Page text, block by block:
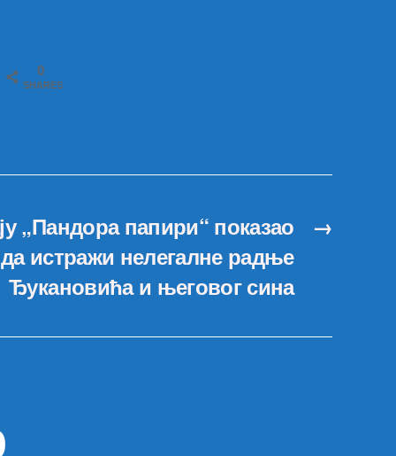
0
SHARES
→
„Пандора папири“ показао
истражи нелегалне радње
Ђукановића и његовог сина